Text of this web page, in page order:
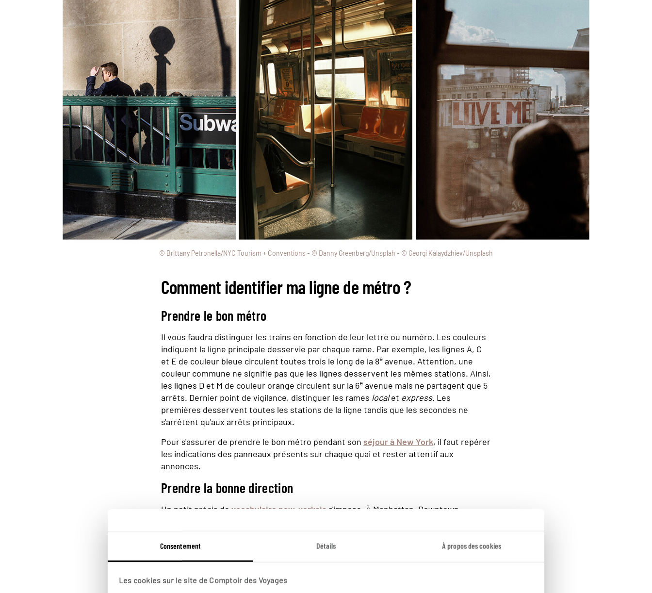
Consentement Détails À propos des cookies
Les cookies sur le site de Comptoir des Voyages
© Brittany Petronella/NYC Tourism + Conventions - © Danny Greenberg/Unsplah - © Georgi Kalaydzhiev/Unsplash
Comment identifier ma ligne de métro ?
Prendre le bon métro
Il vous faudra distinguer les trains en fonction de leur lettre ou numéro. Les couleurs
indiquent la ligne principale desservie par chaque rame. Par exemple, les lignes A, C
et E de couleur bleue circulent toutes trois le long de la 8e avenue. Attention, une
couleur commune ne signifie pas que les lignes desservent les mêmes stations. Ainsi,
les lignes D et M de couleur orange circulent sur la 6e avenue mais ne partagent que 5
arrêts. Dernier point de vigilance, distinguer les rames localet express. Les
premières desservent toutes les stations de la ligne tandis que les secondes ne
s'arrêtent qu'aux arrêts principaux.
Pour s'assurer de prendre le bon métro pendant son séjour à New York, il faut repérer
les indications des panneaux présents sur chaque quai et rester attentif aux
annonces.
Prendre la bonne direction
Un petit précis de vocabulaire new-yorkais s'impose. À Manhattan, Downtown
repérer les mention Downtown ou Uptown sur les panneaux placés sur le flanc de la
rame (et non à l'avant comme on pourrait s'y attendre).